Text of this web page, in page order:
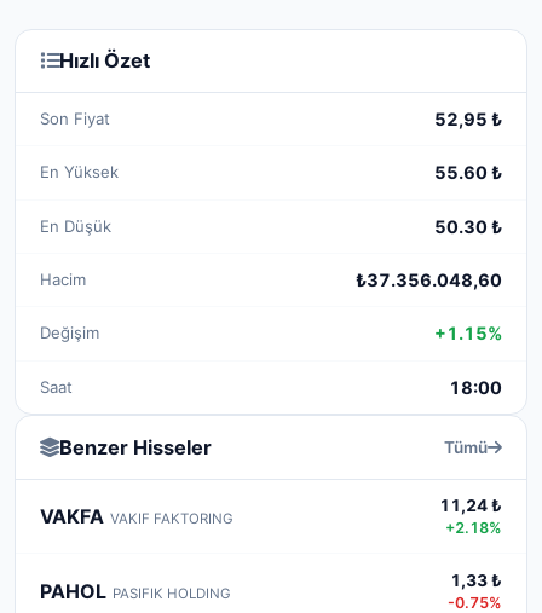
Hızlı Özet
Son Fiyat 52,95 ₺
En Yüksek 55.60 ₺
En Düşük 50.30 ₺
Hacim ₺37.356.048,60
Değişim +1.15%
Saat 18:00
Benzer Hisseler Tümü
VAKFA VAKIF FAKTORING
11,24 ₺
+2.18%
PAHOL PASIFIK HOLDING
1,33 ₺
-0.75%